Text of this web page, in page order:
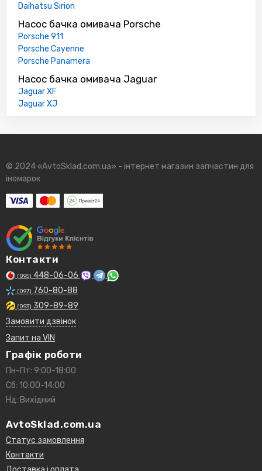
Daihatsu Sirion
Насос бачка омивача Porsche
Porsche 911
Porsche Cayenne
Porsche Panamera
Насос бачка омивача Jaguar
Jaguar XF
Jaguar XJ
© 2024 «AvtoSklad.com.ua» - інтернет магазин запчастин для
іномарок
Контакти
(095) 448-06-06
(097) 760-80-88
(093) 309-89-89
Замовити дзвінок
Запит на VIN
Графік роботи
Пн-Пт: 9:00-18:00
Сб: 10:00-14:00
Нд: Вихідний
AvtoSklad.com.ua
Статус замовлення
Контакти